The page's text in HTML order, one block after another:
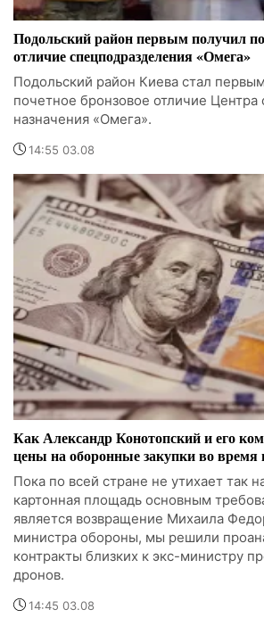
Подольский район первым получил
отличие спецподразделения «Омега»
Подольский район Киева стал
почетное бронзовое отличие Центра
назначения «Омега».
14:55 03.08
Как Александр Конотопский и его
цены на оборонные закупки во
Пока по всей стране не утихает так
картонная площадь основным
является возвращение Михаила
министра обороны, мы решили
контракты близких к экс-министру
дронов.
14:45 03.08